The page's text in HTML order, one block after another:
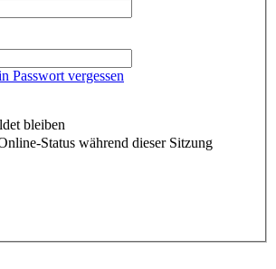
Passwort vergessen
bleiben
Status während dieser Sitzung